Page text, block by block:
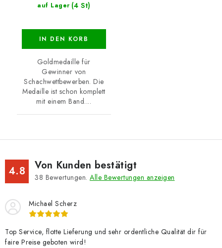
auf Lager (4 St)
IN DEN KORB
Goldmedaille für
Gewinner von
Schachwettbewerben. Die
Medaille ist schon komplett
mit einem Band....
4.8 Von Kunden bestätigt
38 Bewertungen. Alle Bewertungen anzeigen
Michael Scherz
Top Service, flotte Lieferung und sehr ordentliche Qualität dir für
faire Preise geboten wird!